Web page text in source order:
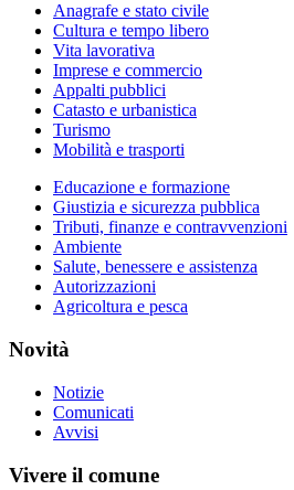
Anagrafe e stato civile
Cultura e tempo libero
Vita lavorativa
Imprese e commercio
Appalti pubblici
Catasto e urbanistica
Turismo
Mobilità e trasporti
Educazione e formazione
Giustizia e sicurezza pubblica
Tributi, finanze e contravvenzioni
Ambiente
Salute, benessere e assistenza
Autorizzazioni
Agricoltura e pesca
Novità
Notizie
Comunicati
Avvisi
Vivere il comune